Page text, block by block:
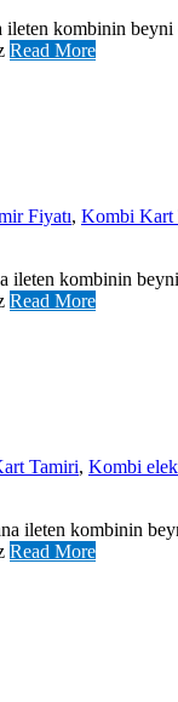
kombinin
Read More
Fiyatı, Kombi Kart
ileten kombinin
Read More
Tamiri, Kombi
ileten kombinin
Read More